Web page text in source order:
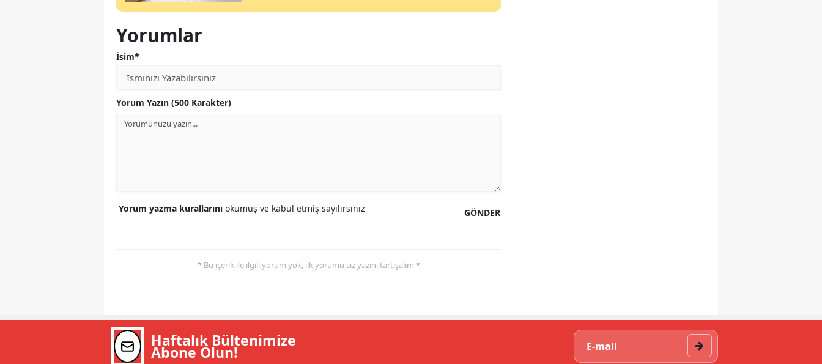
Yorumlar
İsim*
Yorum Yazın (500 Karakter)
GÖNDER
Yorum yazma kurallarını okumuş ve kabul etmiş sayılırsınız
* Bu içerik ile ilgili yorum yok, ilk yorumu siz yazın, tartışalım *
Haftalık Bültenimize
Abone Olun!